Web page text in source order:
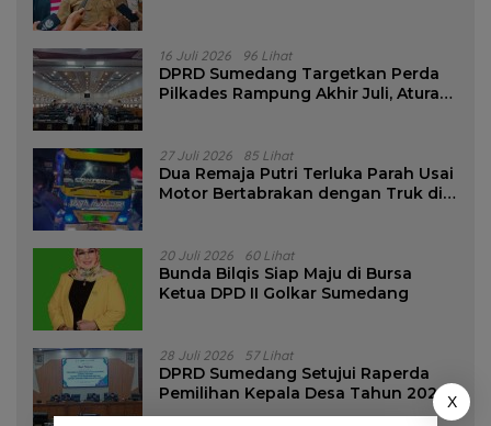
16 Juli 2026 96 Lihat
DPRD Sumedang Targetkan Perda
Pilkades Rampung Akhir Juli, Aturan
27 Juli 2026 85 Lihat
Dua Remaja Putri Terluka Parah Usai
Motor Bertabrakan dengan Truk di
20 Juli 2026 60 Lihat
Bunda Bilqis Siap Maju di Bursa
Ketua DPD II Golkar Sumedang
28 Juli 2026 57 Lihat
DPRD Sumedang Setujui Raperda
Pemilihan Kepala Desa Tahun 2026
Menjadi Peraturan Daerah
X